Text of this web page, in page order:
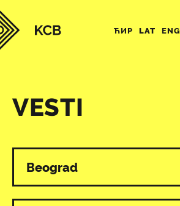
ЋИР LAT ENG
VESTI
Svi programi
Beograd